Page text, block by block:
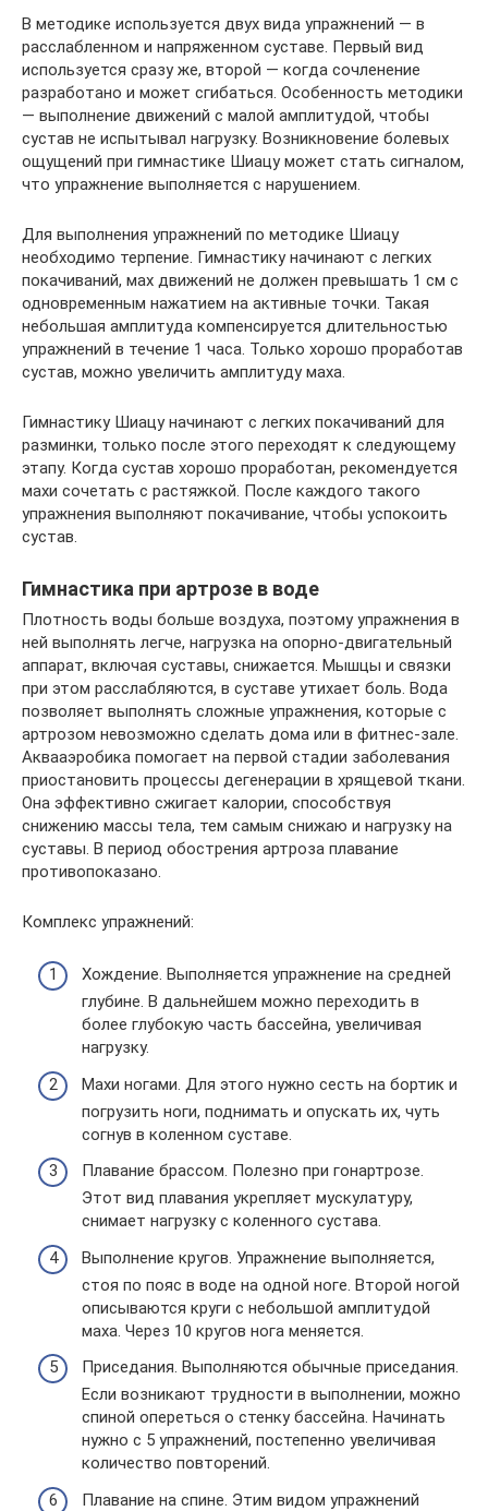
В методике используется двух вида упражнений — в
расслабленном и напряженном суставе. Первый вид
используется сразу же, второй — когда сочленение
разработано и может сгибаться. Особенность методики
— выполнение движений с малой амплитудой, чтобы
сустав не испытывал нагрузку. Возникновение болевых
ощущений при гимнастике Шиацу может стать сигналом,
что упражнение выполняется с нарушением.
Для выполнения упражнений по методике Шиацу
необходимо терпение. Гимнастику начинают с легких
покачиваний, мах движений не должен превышать 1 см с
одновременным нажатием на активные точки. Такая
небольшая амплитуда компенсируется длительностью
упражнений в течение 1 часа. Только хорошо проработав
сустав, можно увеличить амплитуду маха.
Гимнастику Шиацу начинают с легких покачиваний для
разминки, только после этого переходят к следующему
этапу. Когда сустав хорошо проработан, рекомендуется
махи сочетать с растяжкой. После каждого такого
упражнения выполняют покачивание, чтобы успокоить
сустав.
Гимнастика при артрозе в воде
Плотность воды больше воздуха, поэтому упражнения в
ней выполнять легче, нагрузка на опорно-двигательный
аппарат, включая суставы, снижается. Мышцы и связки
при этом расслабляются, в суставе утихает боль. Вода
позволяет выполнять сложные упражнения, которые с
артрозом невозможно сделать дома или в фитнес-зале.
Аквааэробика помогает на первой стадии заболевания
приостановить процессы дегенерации в хрящевой ткани.
Она эффективно сжигает калории, способствуя
снижению массы тела, тем самым снижаю и нагрузку на
суставы. В период обострения артроза плавание
противопоказано.
Комплекс упражнений:
Хождение. Выполняется упражнение на средней
глубине. В дальнейшем можно переходить в
более глубокую часть бассейна, увеличивая
нагрузку.
Махи ногами. Для этого нужно сесть на бортик и
погрузить ноги, поднимать и опускать их, чуть
согнув в коленном суставе.
Плавание брассом. Полезно при гонартрозе.
Этот вид плавания укрепляет мускулатуру,
снимает нагрузку с коленного сустава.
Выполнение кругов. Упражнение выполняется,
стоя по пояс в воде на одной ноге. Второй ногой
описываются круги с небольшой амплитудой
маха. Через 10 кругов нога меняется.
Приседания. Выполняются обычные приседания.
Если возникают трудности в выполнении, можно
спиной опереться о стенку бассейна. Начинать
нужно с 5 упражнений, постепенно увеличивая
количество повторений.
Плавание на спине. Этим видом упражнений